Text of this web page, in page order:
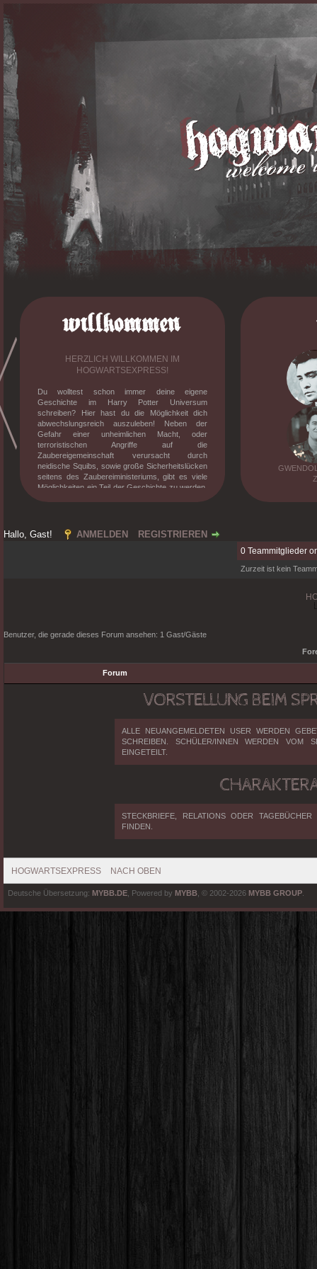
HERZLICH WILLKOMMEN IM
HOGWARTSEXPRESS!
Du wolltest schon immer deine eigene
Geschichte im Harry Potter Universum
schreiben? Hier hast du die Möglichkeit dich
abwechslungsreich auszuleben! Neben der
Gefahr einer unheimlichen Macht, oder
terroristischen Angriffe auf die
Zaubereigemeinschaft verursacht durch
neidische Squibs, sowie große Sicherheitslücken
seitens des Zaubereiministeriums, gibt es viele
Möglichkeiten ein Teil der Geschichte zu werden.
magischen Gesellschaft. Willst du mehr
erfahren? Dann melde dich an und tauche in die
Hallo, Gast! ANMELDEN REGISTRIEREN
0 Teammitglieder
Zurzeit ist kein
Benutzer, die gerade dieses Forum ansehen: 1 Gast/Gäste
Forum
VORSTELLUNG BEIM
ALLE NEUANGEMELDETEN USER WERDEN
SCHREIBEN. SCHÜLER/INNEN WERDEN VOM
EINGETEILT.
STECKBRIEFE, RELATIONS ODER
FINDEN.
HOGWARTSEXPRESS NACH OBEN
Deutsche Übersetzung: MYBB.DE , Powered by MYBB , © 2002-2026 MYBB GROUP